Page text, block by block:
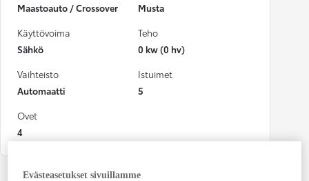
Maastoauto / Crossover
Musta
Käyttövoima
Sähkö
Teho
0 kw (0 hv)
Vaihteisto
Automaatti
Istuimet
5
Ovet
4
Evästeasetukset sivuillamme